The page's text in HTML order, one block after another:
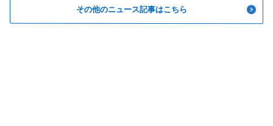
その他のニュース記事はこちら